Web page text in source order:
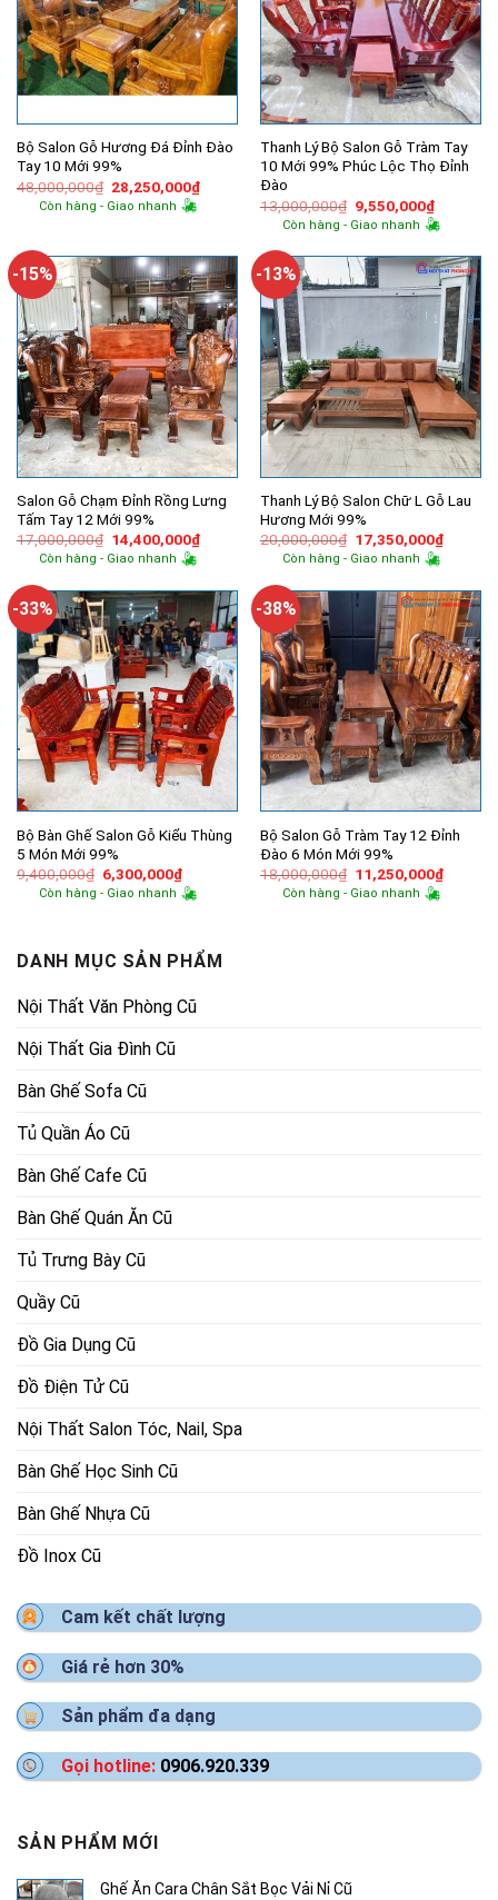
Bộ Salon Gỗ Hương Đá Đỉnh Đào
Tay 10 Mới 99%
48,000,000₫ Giá
gốc
là:
28,250,000₫Giá
hiện
Còn hàng - Giao nhanh
Thanh Lý Bộ Salon Gỗ Tràm Tay
10 Mới 99% Phúc Lộc Thọ Đỉnh
Đào
13,000,000₫ Giá
gốc
là:
9,550,000₫Giá
hiện
tại
Còn hàng - Giao nhanh
-15%
Salon Gỗ Chạm Đỉnh Rồng Lưng
Tấm Tay 12 Mới 99%
17,000,000₫ Giá
gốc
là:
14,400,000₫Giá
hiện
14,400,000₫.
Còn hàng - Giao nhanh
-13%
Thanh Lý Bộ Salon Chữ L Gỗ Lau
Hương Mới 99%
20,000,000₫ Giá
gốc
là:
17,350,000₫Giá
hiện
Còn hàng - Giao nhanh
-33%
Bộ Bàn Ghế Salon Gỗ Kiểu Thùng
5 Món Mới 99%
9,400,000₫ Giá
gốc
là:
6,300,000₫Giá
hiện
tại
Còn hàng - Giao nhanh
-38%
Bộ Salon Gỗ Tràm Tay 12 Đỉnh
Đào 6 Món Mới 99%
18,000,000₫ Giá
gốc
là:
11,250,000₫Giá
hiện
Còn hàng - Giao nhanh
DANH MỤC SẢN PHẨM
Nội Thất Văn Phòng Cũ
Nội Thất Gia Đình Cũ
Bàn Ghế Sofa Cũ
Tủ Quần Áo Cũ
Bàn Ghế Cafe Cũ
Bàn Ghế Quán Ăn Cũ
Tủ Trưng Bày Cũ
Quầy Cũ
Đồ Gia Dụng Cũ
Đồ Điện Tử Cũ
Nội Thất Salon Tóc, Nail, Spa
Bàn Ghế Học Sinh Cũ
Bàn Ghế Nhựa Cũ
Đồ Inox Cũ
Cam kết chất lượng
Giá rẻ hơn 30%
Sản phẩm đa dạng
Gọi hotline: 0906.920.339
SẢN PHẨM MỚI
Ghế Ăn Cara Chân Sắt Bọc Vải Nỉ Cũ